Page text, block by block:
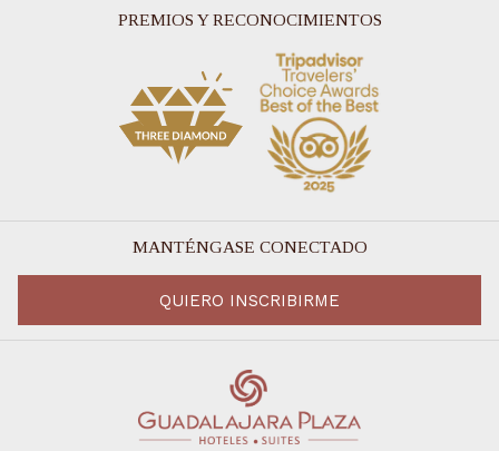
PREMIOS Y RECONOCIMIENTOS
MANTÉNGASE CONECTADO
QUIERO INSCRIBIRME